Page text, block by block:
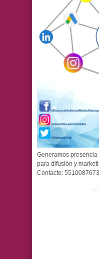
Generamos
para difusión y
Contacto: 5510087673